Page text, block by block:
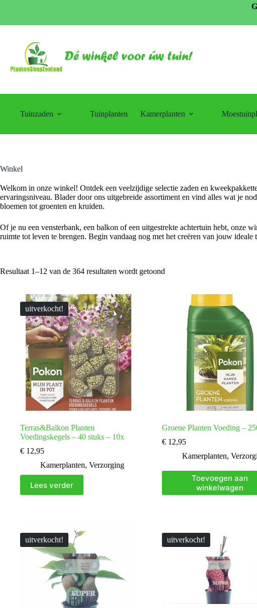
Tuinzaden Tuinplanten Kamerplanten
Winkel
Welkom in onze winkel! Ontdek een veelzijdige selectie zaden en
ervaringsniveau. Blader door ons uitgebreide assortiment en vind alles wat je
bloemen tot groenten en kruiden.
Of je nu een vensterbank, een balkon of een uitgestrekte achtertuin hebt, onze
ruimte tot leven te brengen. Begin vandaag nog met het creëren van jouw
Resultaat 1–12 van de 364 resultaten wordt getoond
uitverkocht!
Terras&Balkon Planten
Voedingskegels – 40 stuks – 10x
€ 12,95
Kamerplanten, Verzorging
Lees verder
Groene Planten Voeding –
€12,95
Kamerplanten,
Toevoegen aan
winkelwagen
uitverkocht! uitverkocht!